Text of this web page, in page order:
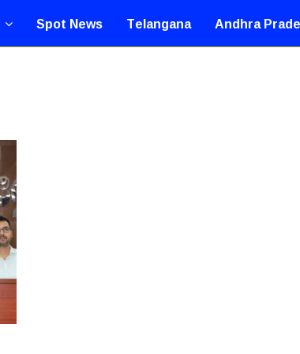
Spot News Telangana Andhra